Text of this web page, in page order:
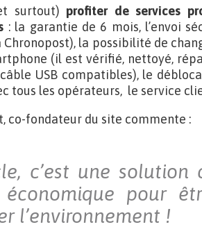
surtout) profiter de services
: la garantie de 6 mois, l’envoi
la possibilité de
(il est vérifié, nettoyé,
USB compatibles), le
tous les opérateurs, le service
co-fondateur du site commente :
c’est une solution
pour
l’environnement !